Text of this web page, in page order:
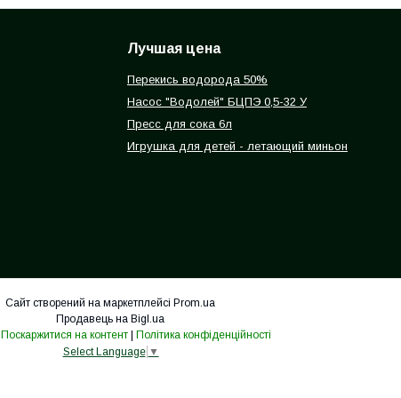
Лучшая цена
Перекись водорода 50%
Насос "Водолей" БЦПЭ 0,5-32 У
Пресс для сока 6л
Игрушка для детей - летающий миньон
Сайт створений на маркетплейсі Prom.ua
Продавець на Bigl.ua
Поскаржитися на контент | Політика конфіденційності
Select Language ▼